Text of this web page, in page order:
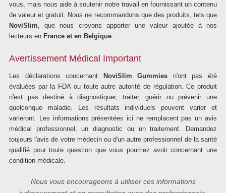
vous, mais nous aide à soutenir notre travail en fournissant un contenu
de valeur et gratuit. Nous ne recommandons que des produits, tels que
NoviSlim, que nous croyons apporter une valeur ajoutée à nos
lecteurs en France et en Belgique.
Avertissement Médical Important
Les déclarations concernant NoviSlim Gummies n'ont pas été
évaluées par la FDA ou toute autre autorité de régulation. Ce produit
n'est pas destiné à diagnostiquer, traiter, guérir ou prévenir une
quelconque maladie. Les résultats individuels peuvent varier et
varieront. Les informations présentées ici ne remplacent pas un avis
médical professionnel, un diagnostic ou un traitement. Demandez
toujours l'avis de votre médecin ou d'un autre professionnel de la santé
qualifié pour toute question que vous pourriez avoir concernant une
condition médicale.
Nous vous encourageons à utiliser ces informations